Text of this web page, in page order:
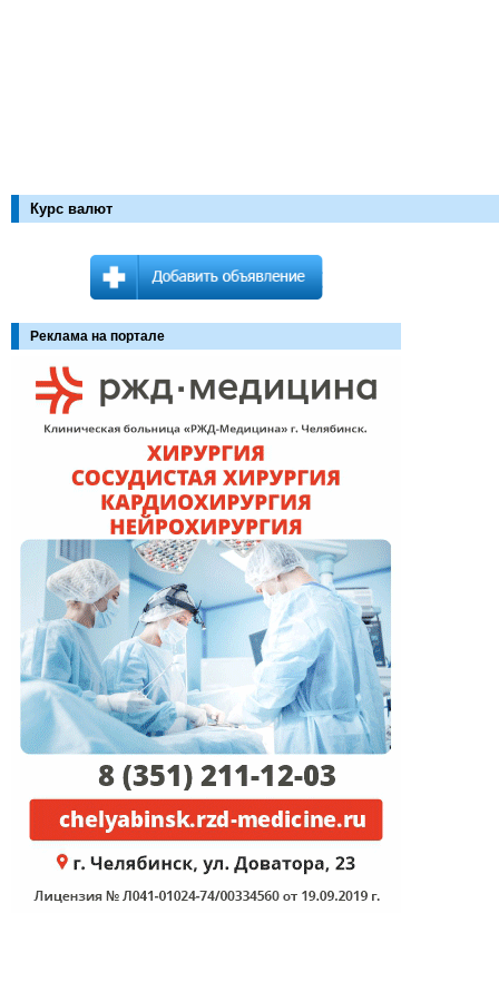
Курс валют
Реклама на портале